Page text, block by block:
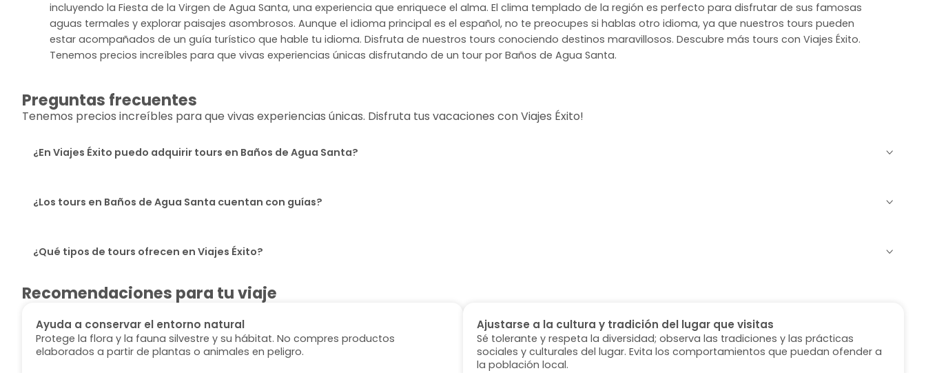
incluyendo la Fiesta de la Virgen de Agua Santa, una experiencia que enriquece el alma. El clima templado de la región es perfecto para disfrutar de sus famosas
aguas termales y explorar paisajes asombrosos. Aunque el idioma principal es el español, no te preocupes si hablas otro idioma, ya que nuestros tours pueden
estar acompañados de un guía turístico que hable tu idioma. Disfruta de nuestros tours conociendo destinos maravillosos. Descubre más tours con Viajes Éxito.
Tenemos precios increíbles para que vivas experiencias únicas disfrutando de un tour por Baños de Agua Santa.
Preguntas frecuentes
Tenemos precios increíbles para que vivas experiencias únicas. Disfruta tus vacaciones con Viajes Éxito!
¿En Viajes Éxito puedo adquirir tours en Baños de Agua Santa?
¿Los tours en Baños de Agua Santa cuentan con guías?
¿Qué tipos de tours ofrecen en Viajes Éxito?
Recomendaciones para tu viaje
Ayuda a conservar el entorno natural
Protege la flora y la fauna silvestre y su hábitat. No compres productos
elaborados a partir de plantas o animales en peligro.
Ajustarse a la cultura y tradición del lugar que visitas
Sé tolerante y respeta la diversidad; observa las tradiciones y las prácticas
sociales y culturales del lugar. Evita los comportamientos que puedan ofender a
la población local.